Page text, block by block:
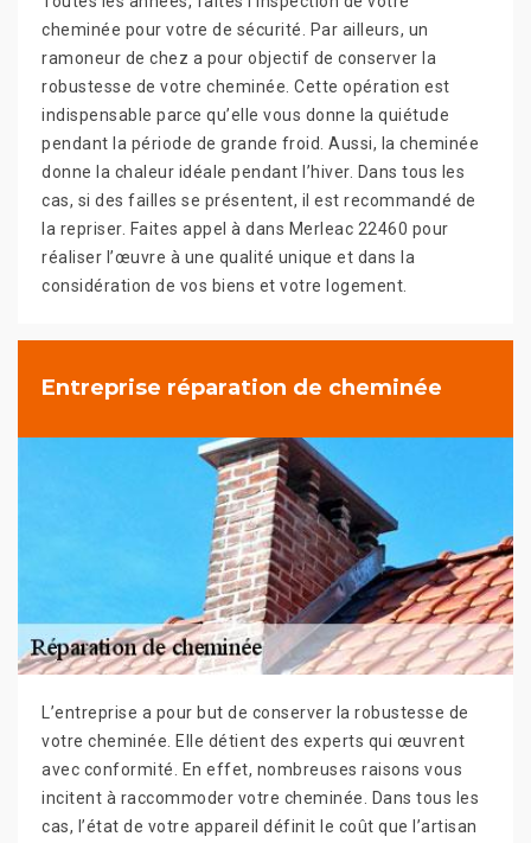
cheminée pour votre de sécurité. Par ailleurs, un
ramoneur de chez a pour objectif de conserver la
robustesse de votre cheminée. Cette opération est
indispensable parce qu’elle vous donne la quiétude
pendant la période de grande froid. Aussi, la cheminée
donne la chaleur idéale pendant l’hiver. Dans tous les
cas, si des failles se présentent, il est recommandé de
la repriser. Faites appel à dans Merleac 22460 pour
réaliser l’œuvre à une qualité unique et dans la
considération de vos biens et votre logement.
Entreprise réparation de cheminée
L’entreprise a pour but de conserver la robustesse de
votre cheminée. Elle détient des experts qui œuvrent
avec conformité. En effet, nombreuses raisons vous
incitent à raccommoder votre cheminée. Dans tous les
cas, l’état de votre appareil définit le coût que l’artisan